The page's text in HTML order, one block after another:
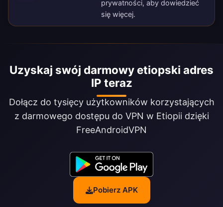
prywatności, aby dowiedzieć
się więcej.
Uzyskaj swój darmowy etiopski adres
IP teraz
Dołącz do tysięcy użytkowników korzystających
z darmowego dostępu do VPN w Etiopii dzięki
FreeAndroidVPN
Pobierz APK